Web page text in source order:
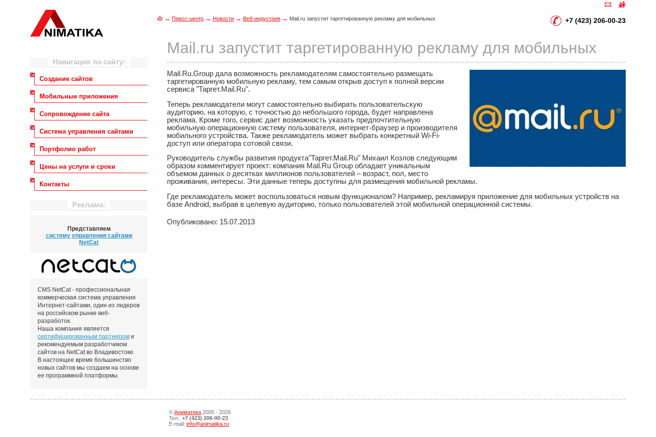
+7 (423) 206-00-23
→ Пресс-центр → Новости → Веб-индустрия → Mail.ru запустит таргетированную рекламу для мобильных
Mail.ru запустит таргетированную рекламу для мобильных
Mail.Ru.Group дала возможность рекламодателям самостоятельно размещать
таргетированную мобильную рекламу, тем самым открыв доступ к полной версии
сервиса "Таргет.Mail.Ru".
Теперь рекламодатели могут самостоятельно выбирать пользовательскую
аудиторию, на которую, с точностью до небольшого города, будет направлена
реклама. Кроме того, сервис дает возможность указать предпочтительную
мобильную операционную систему пользователя, интернет-браузер и производителя
мобильного устройства. Также рекламодатель может выбрать конкретный Wi-Fi-
доступ или оператора сотовой связи.
Руководитель службы развития продукта"Таргет.Mail.Ru" Михаил Козлов следующим
образом комментирует проект: компания Mail.Ru Group обладает уникальным
объемом данных о десятках миллионов пользователей – возраст, пол, место
проживания, интересы. Эти данные теперь доступны для размещения мобильной рекламы.
Где рекламодатель может воспользоваться новым функционалом? Например, рекламируя приложение для мобильных устройств на
базе Android, выбрав в целевую аудиторию, только пользователей этой мобильной операционной системы.
Опубликовано: 15.07.2013
Навигация по сайту:
Создание сайтов
Мобильные приложения
Сопровождение сайта
Система управления сайтами
Портфолио работ
Цены на услуги и сроки
Контакты
Реклама:
Представляем
систему управления сайтами
NetCat
CMS NetCat - профессиональная
коммерческая система управления
Интернет-сайтами, один из лидеров
на российском рынке веб-
разработок.
Наша компания является
сертифицированным партнером и
рекомендуемым разработчиком
сайтов на NetCat во Владивостоке.
В настоящее время большинство
новых сайтов мы создаем на основе
ее программной платформы.
© Аниматика 2005 - 2026
Тел.: +7 (423) 206-00-23
E-mail: info@animatika.ru